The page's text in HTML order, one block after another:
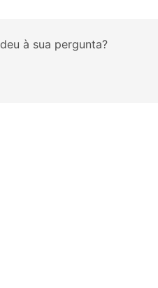
à sua pergunta?